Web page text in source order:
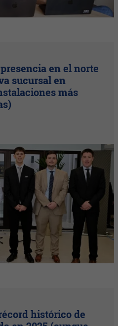
en el norte
sucursal en
más
histórico de